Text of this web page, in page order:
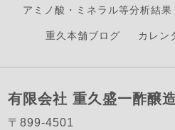
アミノ酸・ミネラル等分析結果
重久本舗ブログ カレン
有限会社 重久盛一酢醸
〒899-4501